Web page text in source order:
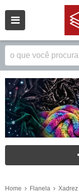
Home Flanela Xadrez